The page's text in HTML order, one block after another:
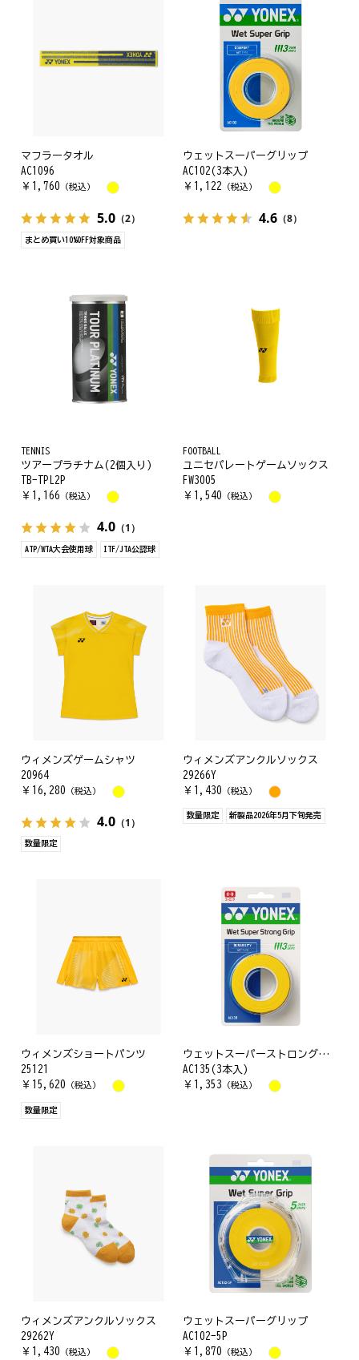
マフラータオル
AC1096
￥ 1,760 （税込）
5.0 （2）
まとめ買い10%OFF対象商品
ウェットスーパーグリップ
AC102(3本入)
￥ 1,122 （税込）
4.6（8）
TENNIS
ツアープラチナム(2個入り)
TB-TPL2P
￥ 1,166 （税込）
4.0 （1）
ATP/WTA大会使用球 ITF/JTA公認球
FOOTBALL
ユニセパレートゲームソックス
FW3005
￥ 1,540 （税込）
ウィメンズゲームシャツ
20964
￥ 16,280 （税込）
4.0 （1）
数量限定
ウィメンズアンクルソックス
29266Y
￥ 1,430 （税込）
数量限定 新製品2026年5月下旬発売
ウィメンズショートパンツ
25121
￥ 15,620 （税込）
数量限定
ウェットスーパーストロンググリップ
AC135(3本入)
￥ 1,353 （税込）
ウィメンズアンクルソックス
29262Y
￥ 1,430 （税込）
ウェットスーパーグリップ
AC102-5P
￥ 1,870 （税込）